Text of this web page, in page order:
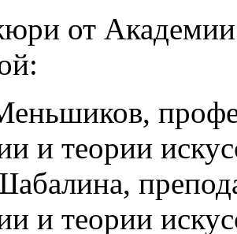
от Академии
и теории
и теории